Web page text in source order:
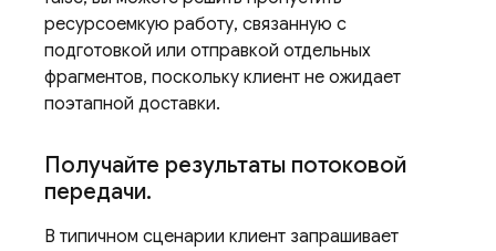
ресурсоемкую работу, связанную с
подготовкой или отправкой отдельных
фрагментов, поскольку клиент не ожидает
поэтапной доставки.
Получайте результаты потоковой
передачи.
В типичном сценарии клиент запрашивает